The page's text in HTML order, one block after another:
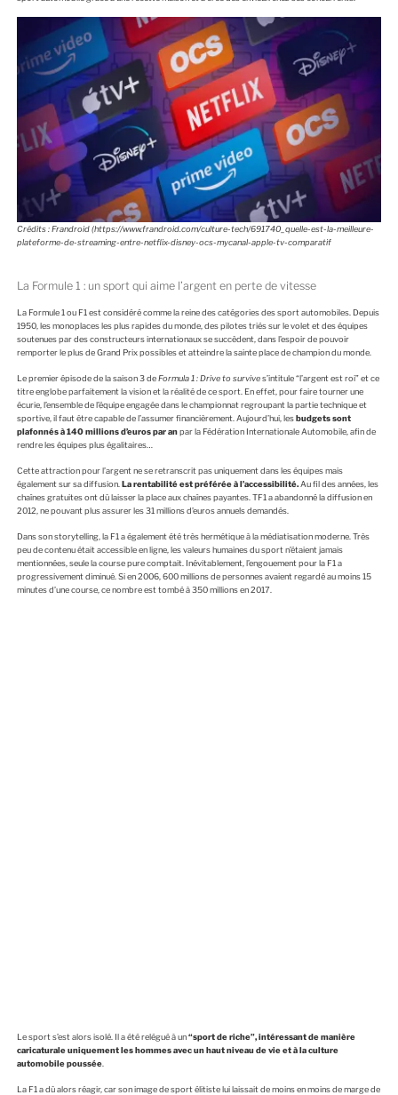
Crédits : Frandroid (https://www.frandroid.com/culture-tech/691740_quelle-est-la-meilleure-
plateforme-de-streaming-entre-netflix-disney-ocs-mycanal-apple-tv-comparatif
La Formule 1 : un sport qui aime l’argent en perte de vitesse
La Formule 1 ou F1 est considéré comme la reine des catégories des sport automobiles. Depuis
1950, les monoplaces les plus rapides du monde, des pilotes triés sur le volet et des équipes
soutenues par des constructeurs internationaux se succèdent, dans l’espoir de pouvoir
remporter le plus de Grand Prix possibles et atteindre la sainte place de champion du monde.
Le premier épisode de la saison 3 deFormula 1 : Drive to survives’intitule “l’argent est roi” et ce
titre englobe parfaitement la vision et la réalité de ce sport. En effet, pour faire tourner une
écurie, l’ensemble de l’équipe engagée dans le championnat regroupant la partie technique et
sportive, il faut être capable de l’assumer financièrement. Aujourd’hui, lesbudgets sont
plafonnés à 140 millions d’euros par anpar la Fédération Internationale Automobile, afin de
rendre les équipes plus égalitaires…
Cette attraction pour l’argent ne se retranscrit pas uniquement dans les équipes mais
également sur sa diffusion. La rentabilité est préférée à l’accessibilité.Au fil des années, les
chaînes gratuites ont dû laisser la place aux chaînes payantes. TF1 a abandonné la diffusion en
2012, ne pouvant plus assurer les 31 millions d’euros annuels demandés.
Dans son storytelling, la F1 a également été très hermétique à la médiatisation moderne. Très
peu de contenu était accessible en ligne, les valeurs humaines du sport n’étaient jamais
mentionnées, seule la course pure comptait. Inévitablement, l’engouement pour la F1 a
progressivement diminué. Si en 2006, 600 millions de personnes avaient regardé au moins 15
minutes d’une course, ce nombre est tombé à 350 millions en 2017.
Le sport s’est alors isolé. Il a été relégué à un“sport de riche”, intéressant de manière
caricaturale uniquement les hommes avec un haut niveau de vie et à la culture
automobile poussée.
La F1 a dû alors réagir, car son image de sport élitiste lui laissait de moins en moins de marge de